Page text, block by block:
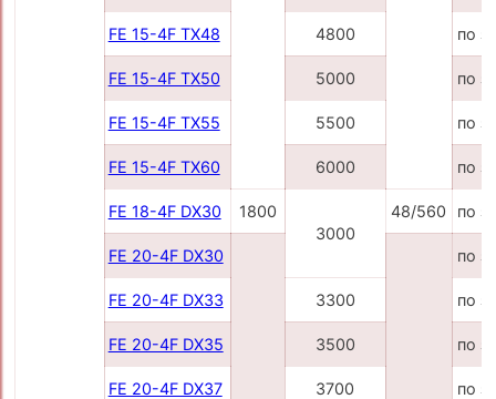
FE 15-4F TX48 4800 по
FE 15-4F TX50 5000 по
FE 15-4F TX55 5500 по
FE 15-4F TX60 6000 по
FE 18-4F DX30
1800
3000
48/560 по
FE 20-4F DX30 по
FE 20-4F DX33 3300 по
FE 20-4F DX35 3500 по
FE 20-4F DX37 3700 по